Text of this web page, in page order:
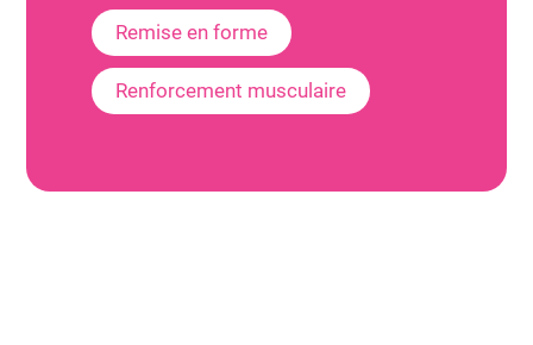
Remise en forme
Renforcement musculaire